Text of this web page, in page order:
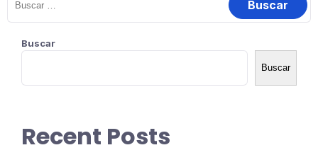
Buscar
Buscar
Recent Posts